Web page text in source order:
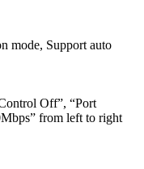
mode, Support auto
Off”, “Port
from left to right